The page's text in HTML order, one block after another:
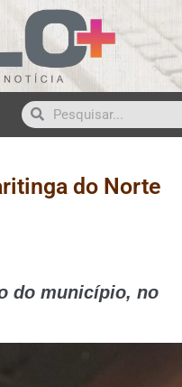
do Norte
do município, no